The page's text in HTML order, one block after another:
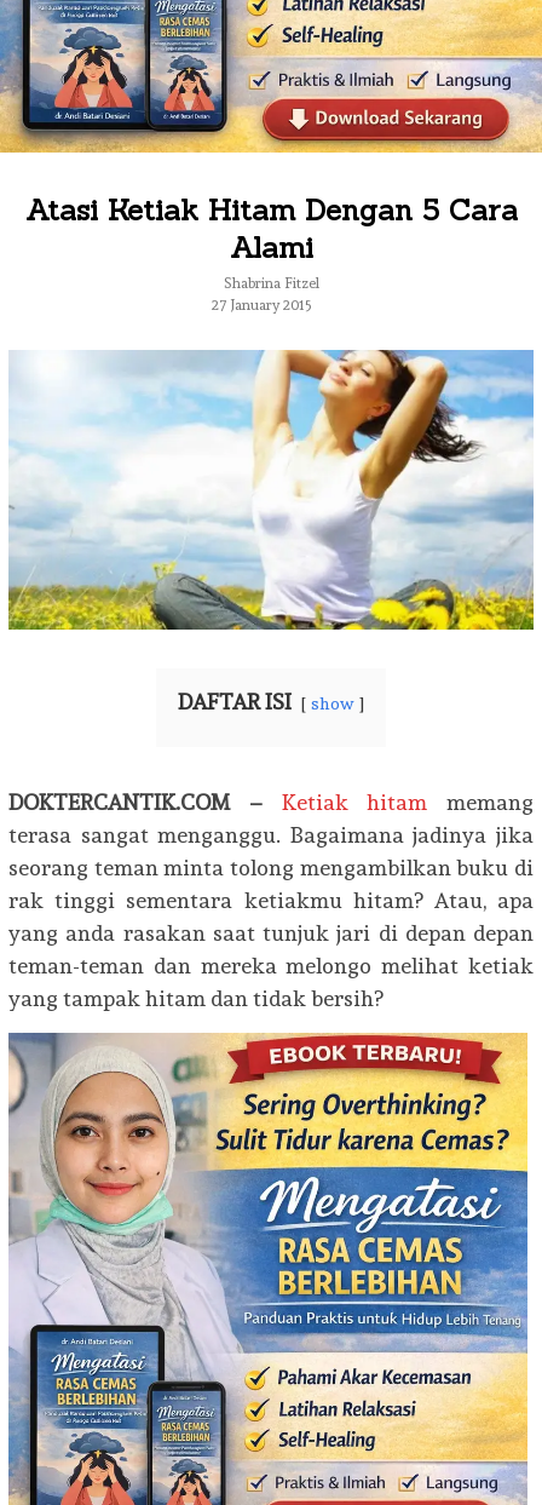
Atasi Ketiak Hitam Dengan 5 Cara
Alami
Shabrina Fitzel
27 January 2015
DAFTAR ISI show
DOKTERCANTIK.COM – Ketiak hitam memang
terasa sangat menganggu. Bagaimana jadinya jika
seorang teman minta tolong mengambilkan buku di
rak tinggi sementara ketiakmu hitam? Atau, apa
yang anda rasakan saat tunjuk jari di depan depan
teman-teman dan mereka melongo melihat ketiak
yang tampak hitam dan tidak bersih?